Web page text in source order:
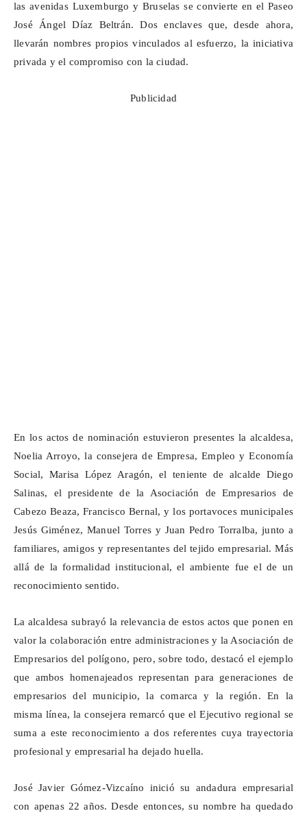
las avenidas Luxemburgo y Bruselas se convierte en el Paseo
José Ángel Díaz Beltrán. Dos enclaves que, desde ahora,
llevarán nombres propios vinculados al esfuerzo, la iniciativa
privada y el compromiso con la ciudad.
Publicidad
En los actos de nominación estuvieron presentes la alcaldesa,
Noelia Arroyo, la consejera de Empresa, Empleo y Economía
Social, Marisa López Aragón, el teniente de alcalde Diego
Salinas, el presidente de la Asociación de Empresarios de
CabezoBeaza, Francisco Bernal, y los portavoces municipales
Jesús Giménez, Manuel Torres y Juan Pedro Torralba, junto a
familiares, amigos y representantes del tejido empresarial. Más
allá de la formalidad institucional, el ambiente fue el de un
reconocimiento sentido.
La alcaldesa subrayó la relevancia de estos actos que ponen en
valor la colaboración entre administraciones y la Asociación de
Empresarios del polígono, pero, sobre todo, destacó el ejemplo
que ambos homenajeados representan para generaciones de
empresarios del municipio, la comarca y la región. En la
misma línea, la consejera remarcó que el Ejecutivo regional se
suma a este reconocimiento a dos referentes cuya trayectoria
profesional y empresarial ha dejado huella.
José Javier Gómez-Vizcaíno inició su andadura empresarial
con apenas 22 años. Desde entonces, su nombre ha quedado